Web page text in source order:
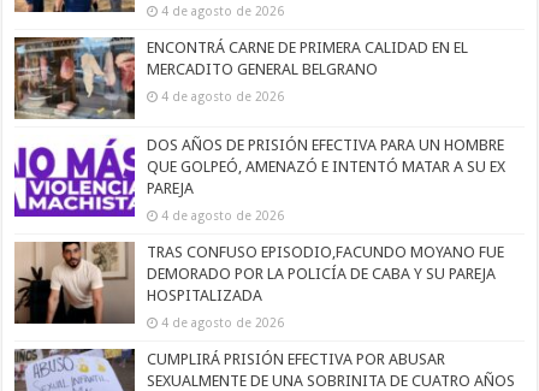
4 de agosto de 2026
ENCONTRÁ CARNE DE PRIMERA CALIDAD EN EL
MERCADITO GENERAL BELGRANO
4 de agosto de 2026
DOS AÑOS DE PRISIÓN EFECTIVA PARA UN HOMBRE
QUE GOLPEÓ, AMENAZÓ E INTENTÓ MATAR A SU EX
PAREJA
4 de agosto de 2026
TRAS CONFUSO EPISODIO,FACUNDO MOYANO FUE
DEMORADO POR LA POLICÍA DE CABA Y SU PAREJA
HOSPITALIZADA
4 de agosto de 2026
CUMPLIRÁ PRISIÓN EFECTIVA POR ABUSAR
SEXUALMENTE DE UNA SOBRINITA DE CUATRO AÑOS